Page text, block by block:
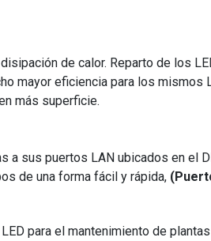
de calor. Reparto de los
mayor eficiencia para los
más superficie.
a sus puertos LAN ubicados en el
de una forma fácil y rápida,
para el mantenimiento de